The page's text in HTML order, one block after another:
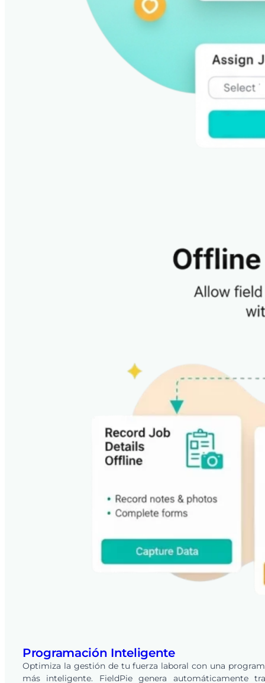
Programación Inteligente
Optimiza la gestión de tu fuerza laboral con una
más inteligente. FieldPie genera automáticamente